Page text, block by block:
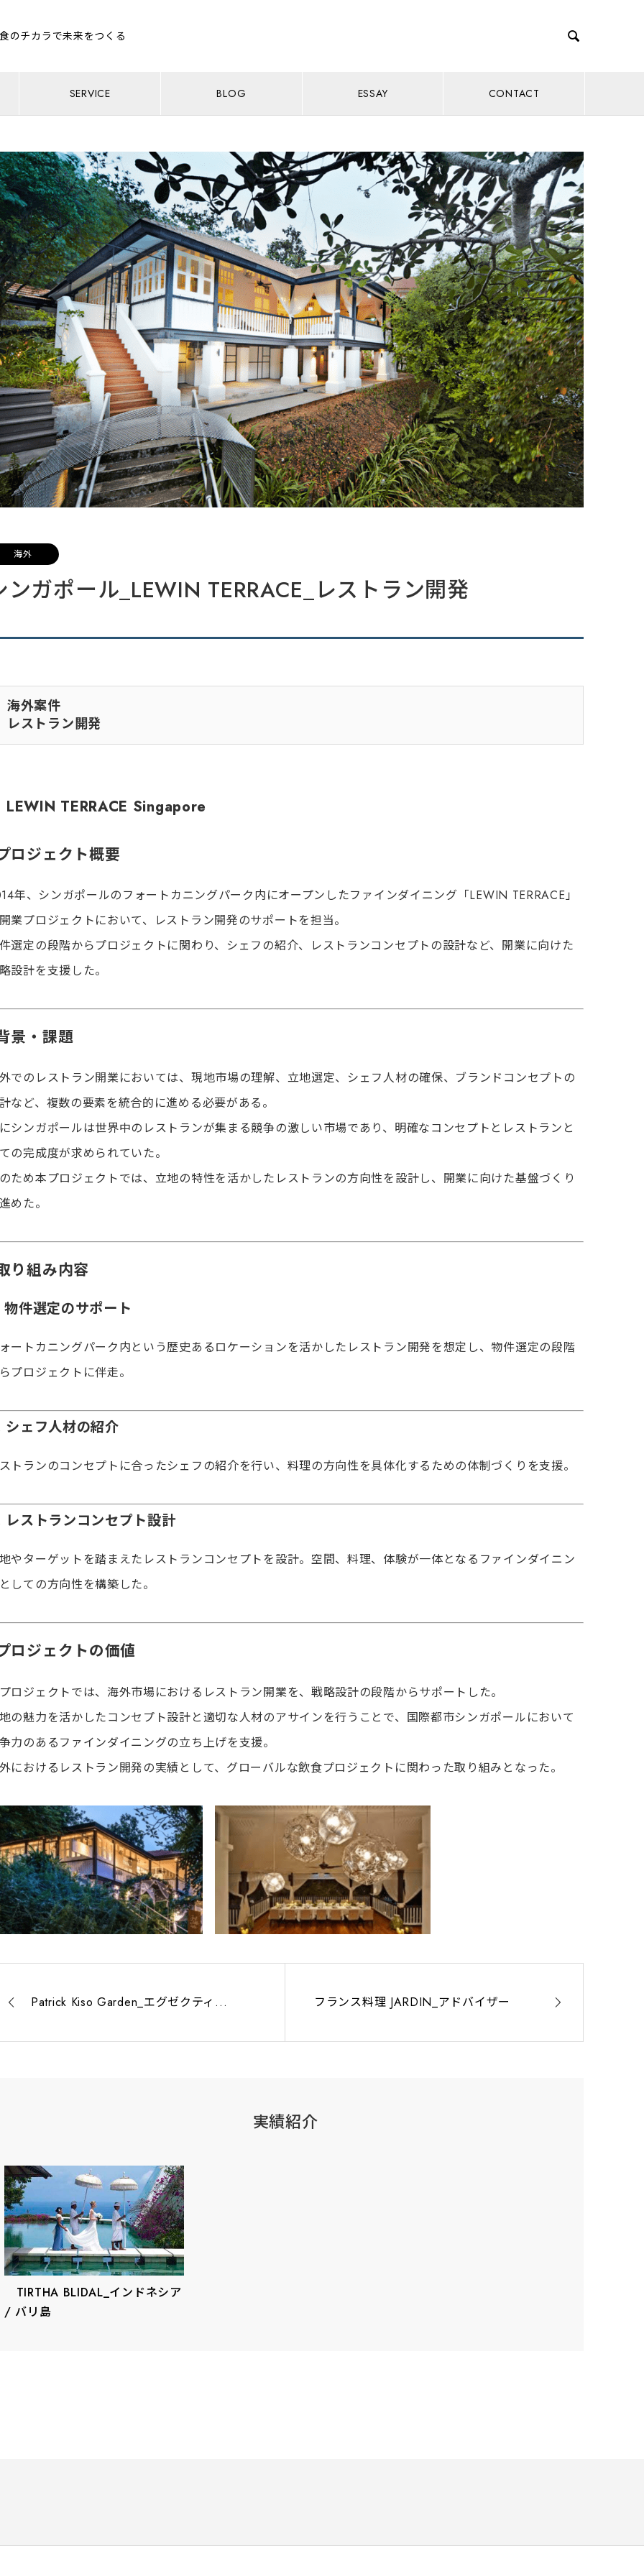
食のチカラで未来をつくる 
SERVICE BLOG ESSAY CONTACT
海外
ンガポール_LEWIN TERRACE_レストラン開発
海外案件
レストラン開発
LEWIN TERRACE Singapore
ロジェクト概要
年、シンガポールのフォートカニングパーク内にオープンしたファインダイニング「LEWIN TERRACE」
業プロジェクトにおいて、レストラン開発のサポートを担当。
選定の段階からプロジェクトに関わり、シェフの紹介、レストランコンセプトの設計など、開業に向けた
設計を支援した。
景・課題
でのレストラン開業においては、現地市場の理解、立地選定、シェフ人材の確保、ブランドコンセプトの
など、複数の要素を統合的に進める必要がある。
シンガポールは世界中のレストランが集まる競争の激しい市場であり、明確なコンセプトとレストランと
の完成度が求められていた。
ため本プロジェクトでは、立地の特性を活かしたレストランの方向性を設計し、開業に向けた基盤づくり
めた。
り組み内容
件選定のサポート
ートカニングパーク内という歴史あるロケーションを活かしたレストラン開発を想定し、物件選定の段階
プロジェクトに伴走。
ェフ人材の紹介
トランのコンセプトに合ったシェフの紹介を行い、料理の方向性を具体化するための体制づくりを支援。
レストランコンセプト設計
やターゲットを踏まえたレストランコンセプトを設計。空間、料理、体験が一体となるファインダイニン
しての方向性を構築した。
ロジェクトの価値
ロジェクトでは、海外市場におけるレストラン開業を、戦略設計の段階からサポートした。
の魅力を活かしたコンセプト設計と適切な人材のアサインを行うことで、国際都市シンガポールにおいて
力のあるファインダイニングの立ち上げを支援。
におけるレストラン開発の実績として、グローバルな飲食プロジェクトに関わった取り組みとなった。
Patrick Kiso Garden_エグゼクティ... フランス料理 JARDIN_アドバイザー
実績紹介
TIRTHA BLIDAL_インドネシア
/ バリ島